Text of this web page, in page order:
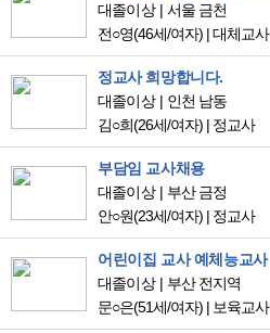
대졸이상
서울 금천
전○영(46세/여자) |대체교사
정교사 희망합니다.
대졸이상
인천 남동
김○희(26세/여자) | 정교사
부담임 교사채용
대졸이상
부산 금정
안○원(23세/여자) | 정교사
어린이집 교사 예체능교사
대졸이상
부산 전지역
문○은(51세/여자) | 보육교사